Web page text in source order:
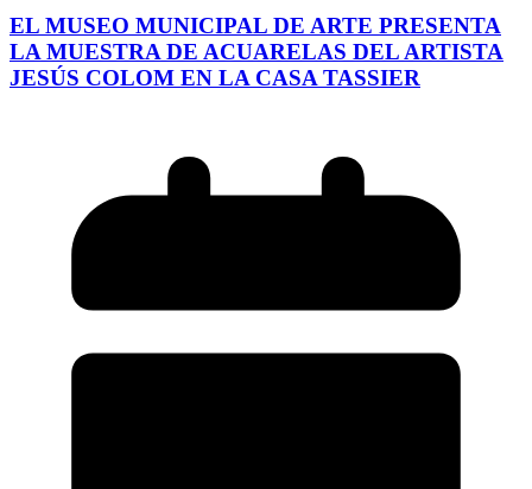
EL MUSEO MUNICIPAL DE ARTE PRESENTA
LA MUESTRA DE ACUARELAS DEL ARTISTA
JESÚS COLOM EN LA CASA TASSIER